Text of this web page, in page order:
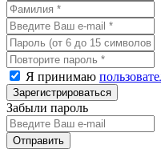
Я принимаю
Забыли пароль